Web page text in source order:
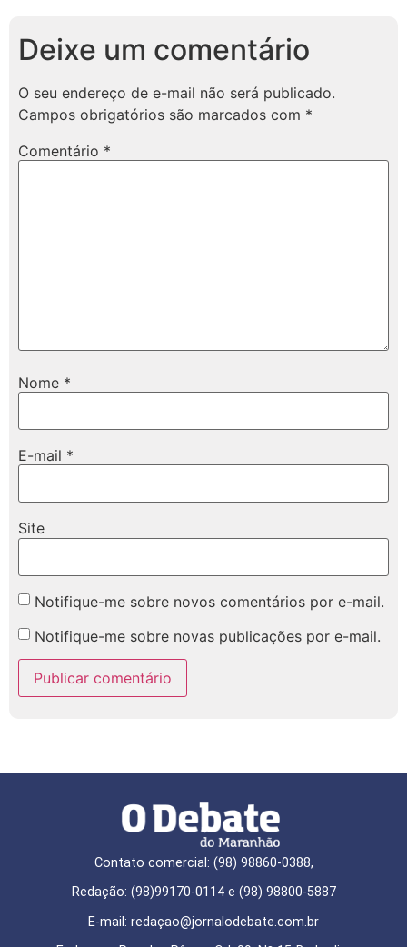
Deixe um comentário
O seu endereço de e-mail não será publicado.
Campos obrigatórios são marcados com *
Comentário *
Nome *
E-mail *
Site
Notifique-me sobre novos comentários por e-mail.
Notifique-me sobre novas publicações por e-mail.
Contato comercial: (98) 98860-0388,
Redação: (98)99170-0114 e (98) 98800-5887
E-mail: redaçao@jornalodebate.com.br